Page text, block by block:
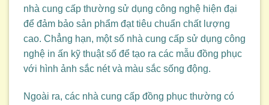
nhà cung cấp thường sử dụng công nghệ hiện đại
để đảm bảo sản phẩm đạt tiêu chuẩn chất lượng
cao. Chẳng hạn, một số nhà cung cấp sử dụng công
nghệ in ấn kỹ thuật số để tạo ra các mẫu đồng phục
với hình ảnh sắc nét và màu sắc sống động.
Ngoài ra, các nhà cung cấp đồng phục thường có